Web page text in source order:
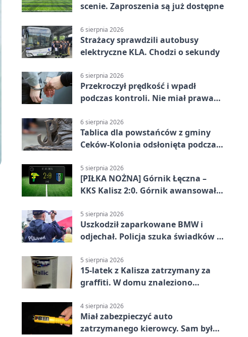
scenie. Zaproszenia są już dostępne
6 sierpnia 2026
Strażacy sprawdzili autobusy
elektryczne KLA. Chodzi o sekundy
6 sierpnia 2026
Przekroczył prędkość i wpadł
podczas kontroli. Nie miał prawa
6 sierpnia 2026
Tablica dla powstańców z gminy
Ceków-Kolonia odsłonięta podczas
5 sierpnia 2026
[PIŁKA NOŻNA] Górnik Łęczna –
KKS Kalisz 2:0. Górnik awansował
5 sierpnia 2026
Uszkodził zaparkowane BMW i
odjechał. Policja szuka świadków w
5 sierpnia 2026
15-latek z Kalisza zatrzymany za
graffiti. W domu znaleziono
4 sierpnia 2026
Miał zabezpieczyć auto
zatrzymanego kierowcy. Sam był